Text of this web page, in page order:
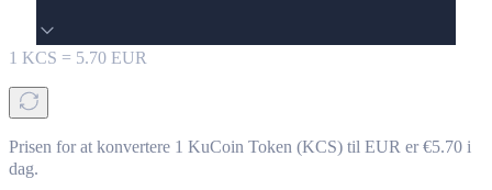
1 KCS = 5.70 EUR
Prisen for at konvertere 1 KuCoin Token (KCS) til EUR er €5.70 i
dag.